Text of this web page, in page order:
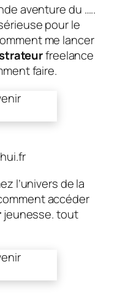
aventure du …..
pour le
me lancer
freelance
faire.
l’univers de la
accéder
jeunesse. tout